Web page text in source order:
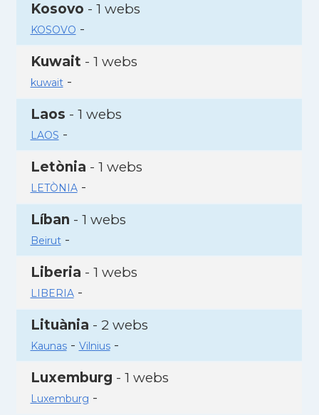
Kosovo - 1 webs
KOSOVO -
Kuwait - 1 webs
kuwait-
Laos - 1 webs
LAOS -
Letònia - 1 webs
LETÒNIA-
Líban - 1 webs
Beirut-
Liberia - 1 webs
LIBERIA-
Lituània - 2 webs
Kaunas- Vilnius-
Luxemburg - 1 webs
Luxemburg -